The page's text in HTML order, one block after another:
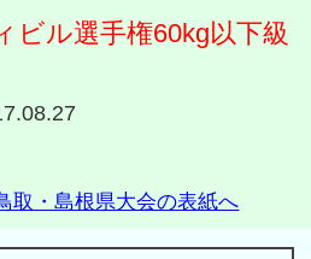
ビル選手権60kg以下級
取・島根県大会の表紙へ